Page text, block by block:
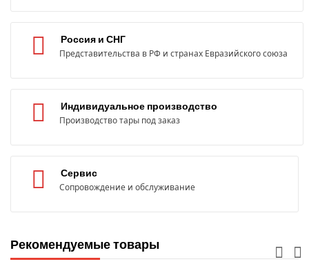
Россия и СНГ
Представительства в РФ и странах Евразийского союза
Индивидуальное производство
Производство тары под заказ
Сервис
Сопровождение и обслуживание
Рекомендуемые товары